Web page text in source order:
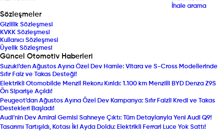
İhale arama
Sözleşmeler
Gizlilik Sözleşmesi
KVKK Sözleşmesi
Kullanıcı Sözleşmesi
Üyelik Sözleşmesi
Güncel Otomotiv Haberleri
Suzuki’den Ağustos Ayına Özel Dev Hamle: Vitara ve S-Cross Modellerinde
Sıfır Faiz ve Takas Desteği!
Elektrikli Otomobilde Menzil Rekoru Kırıldı: 1.100 km Menzilli BYD Denza Z9S
Ön Siparişe Açıldı!
Peugeot’dan Ağustos Ayına Özel Dev Kampanya: Sıfır Faizli Kredi ve Takas
Destekleri Başladı!
Audi’nin Dev Amiral Gemisi Sahneye Çıktı: Tüm Detaylarıyla Yeni Audi Q9!
Tasarımı Tartışıldı, Kotası İki Ayda Doldu: Elektrikli Ferrari Luce Yok Sattı!